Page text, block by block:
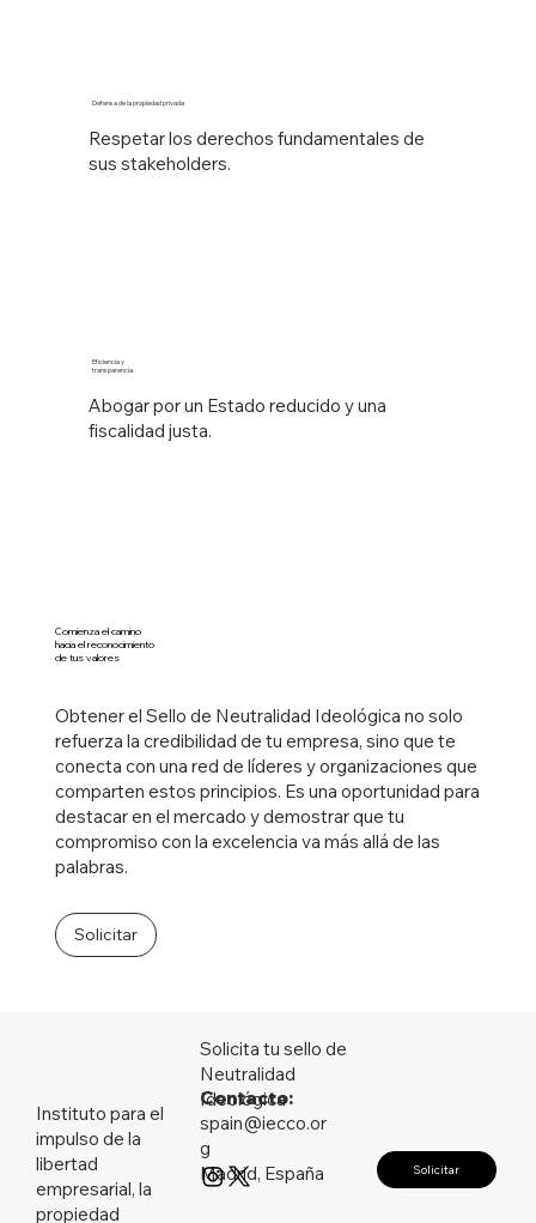
Comienza el camino
hacia el reconocimiento
de tus valores
Obtener el Sello de Neutralidad Ideológica no solo
refuerza la credibilidad de tu empresa, sino que te
conecta con una red de líderes y organizaciones que
comparten estos principios. Es una oportunidad para
destacar en el mercado y demostrar que tu
compromiso con la excelencia va más allá de las
palabras.
Solicitar
Defensa de la propiedad privada
Respetar los derechos fundamentales de
sus stakeholders.
Eficiencia y
transparencia
Abogar por un Estado reducido y una
fiscalidad justa.
Instituto para el
impulso de la
libertad
empresarial, la
propiedad
Contacto:
spain@iecco.or
g
Madrid, España
Solicita tu sello de
Neutralidad
Ideológica
Solicitar